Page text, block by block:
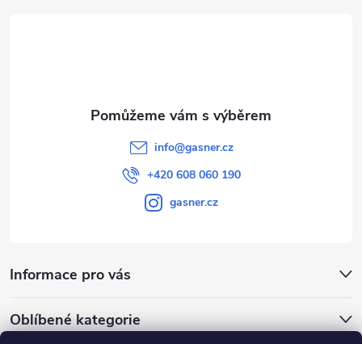
info@gasner.cz
+420 608 060 190
gasner.cz
Informace pro vás
Oblíbené kategorie